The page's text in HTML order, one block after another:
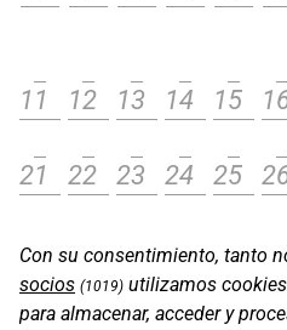
11 12 13 14 15
21 22 23 24 25
Con su consentimiento, tanto
socios (1019) utilizamos
para almacenar, acceder y